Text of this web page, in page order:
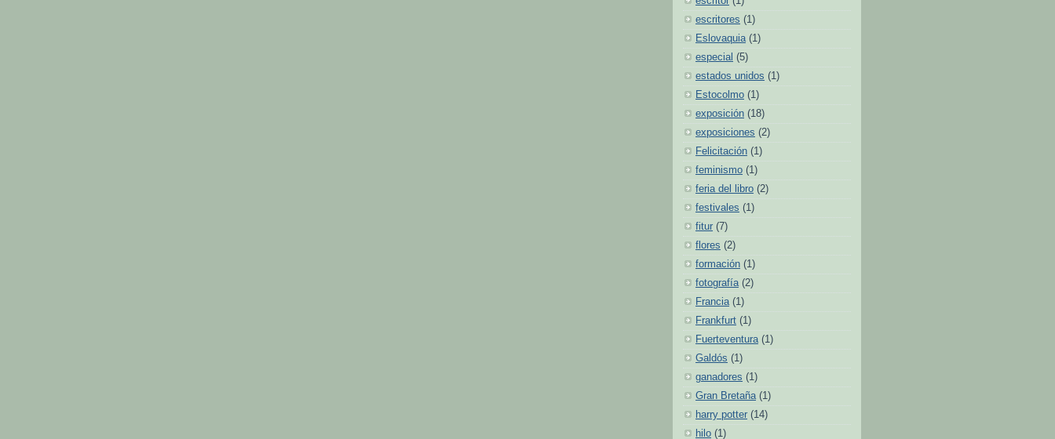
escritores (1)
Eslovaquia (1)
especial (5)
estados unidos (1)
Estocolmo (1)
exposición (18)
exposiciones (2)
Felicitación (1)
feminismo (1)
feria del libro (2)
festivales (1)
fitur (7)
flores (2)
formación (1)
fotografía (2)
Francia (1)
Frankfurt (1)
Fuerteventura (1)
Galdós (1)
ganadores (1)
Gran Bretaña (1)
harry potter (14)
hilo (1)